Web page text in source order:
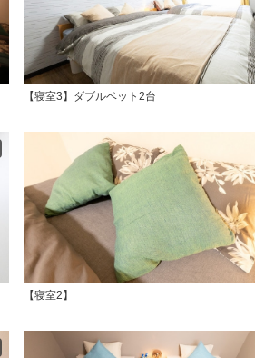
【寝室3】ダブルベット2台
【寝室2】